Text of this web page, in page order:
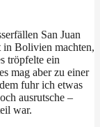
San Juan
Bolivien machten,
tröpfelte ein
mag aber zu einer
fuhr ich etwas
ausrutsche –
war.